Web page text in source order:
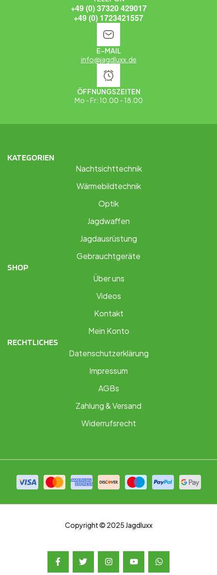
+49 (0) 37320 429017
+49 (0) 1723421557
E-MAIL
info@jagdluxx.de
ÖFFNUNGSZEITEN
Mo - Fr: 10.00 - 18.00
KATEGORIEN
Nachtsichttechnik
Wärmebildtechnik
Optik
Jagdwaffen
Jagdausrüstung
Gebrauchtgeräte
SHOP
Über uns
Videos
Kontakt
Mein Konto
RECHTLICHES
Datenschutzerklärung
Impressum
AGBs
Zahlung & Versand
Widerrufsrecht
Copyright © 2025 Jagdluxx